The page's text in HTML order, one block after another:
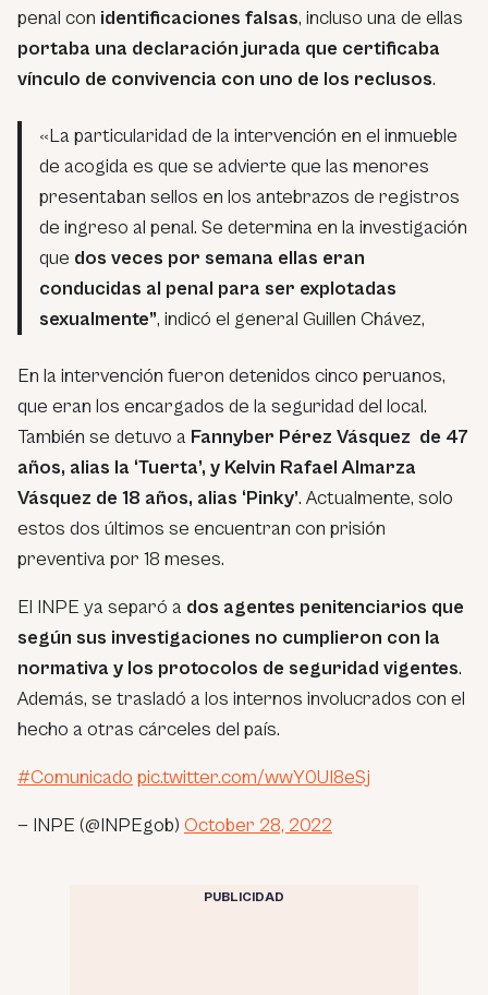
penal con identificaciones falsas, incluso una de ellas
portaba una declaración jurada que certificaba
vínculo de convivencia con uno de los reclusos.
«La particularidad de la intervención en el inmueble
de acogida es que se advierte que las menores
presentaban sellos en los antebrazos de registros
de ingreso al penal. Se determina en la investigación
que dos veces por semana ellas eran
conducidas al penal para ser explotadas
sexualmente”, indicó el general Guillen Chávez,
En la intervención fueron detenidos cinco peruanos,
que eran los encargados de la seguridad del local.
También se detuvo a Fannyber Pérez Vásquez de 47
años, alias la ‘Tuerta’, y Kelvin Rafael Almarza
Vásquez de 18 años, alias ‘Pinky’. Actualmente, solo
estos dos últimos se encuentran con prisión
preventiva por 18 meses.
El INPE ya separó a dos agentes penitenciarios que
según sus investigaciones no cumplieron con la
normativa y los protocolos de seguridad vigentes.
Además, se trasladó a los internos involucrados con el
hecho a otras cárceles del país.
#Comunicado pic.twitter.com/wwY0UI8eSj
— INPE (@INPEgob) October 28, 2022
PUBLICIDAD